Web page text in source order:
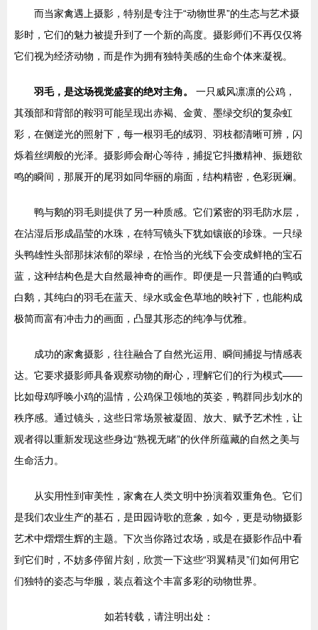
而当家禽遇上摄影，特别是专注于“动物世界”的生态与艺术摄
影时，它们的魅力被提升到了一个新的高度。摄影师们不再仅仅将
它们视为经济动物，而是作为拥有独特美感的生命个体来凝视。
羽毛，是这场视觉盛宴的绝对主角。
一只威风凛凛的公鸡，
其颈部和背部的鞍羽可能呈现出赤褐、金黄、墨绿交织的复杂虹
彩，在侧逆光的照射下，每一根羽毛的绒羽、羽枝都清晰可辨，闪
烁着丝绸般的光泽。摄影师会耐心等待，捕捉它抖擞精神、振翅欲
鸣的瞬间，那展开的尾羽如同华丽的扇面，结构精密，色彩斑斓。
鸭与鹅的羽毛则提供了另一种质感。它们紧密的羽毛防水层，
在沾湿后形成晶莹的水珠，在特写镜头下犹如镶嵌的珍珠。一只绿
头鸭雄性头部那抹浓郁的翠绿，在恰当的光线下会变成鲜艳的宝石
蓝，这种结构色是大自然最神奇的画作。即便是一只普通的白鸭或
白鹅，其纯白的羽毛在蓝天、绿水或金色草地的映衬下，也能构成
极简而富有冲击力的画面，凸显其形态的纯净与优雅。
成功的家禽摄影，往往融合了自然光运用、瞬间捕捉与情感表
达。它要求摄影师具备观察动物的耐心，理解它们的行为模式——
比如母鸡呼唤小鸡的温情，公鸡保卫领地的英姿，鸭群同步划水的
秩序感。通过镜头，这些日常场景被凝固、放大、赋予艺术性，让
观者得以重新发现这些身边“熟视无睹”的伙伴所蕴藏的自然之美与
生命活力。
从实用性到审美性，家禽在人类文明中扮演着双重角色。它们
是我们农业生产的基石，是田园诗歌的意象，如今，更是动物摄影
艺术中熠熠生辉的主题。下次当你路过农场，或是在摄影作品中看
到它们时，不妨多停留片刻，欣赏一下这些“羽翼精灵”们如何用它
们独特的姿态与华服，装点着这个丰富多彩的动物世界。
如若转载，请注明出处：